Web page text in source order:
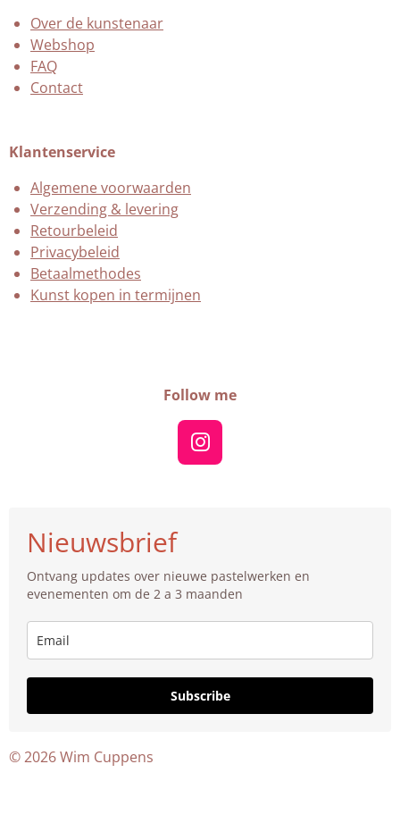
Over de kunstenaar
Webshop
FAQ
Contact
Klantenservice
Algemene voorwaarden
Verzending & levering
Retourbeleid
Privacybeleid
Betaalmethodes
Kunst kopen in termijnen
Follow me
I
n
r
a
m
Nieuwsbrief
Ontvang updates over nieuwe pastelwerken en
evenementen om de 2 a 3 maanden
Subscribe
© 2026 Wim Cuppens